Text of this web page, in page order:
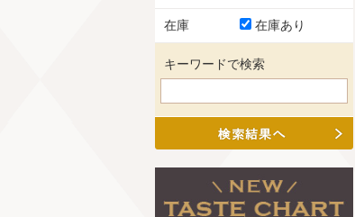
在庫 在庫あり
キーワードで検索